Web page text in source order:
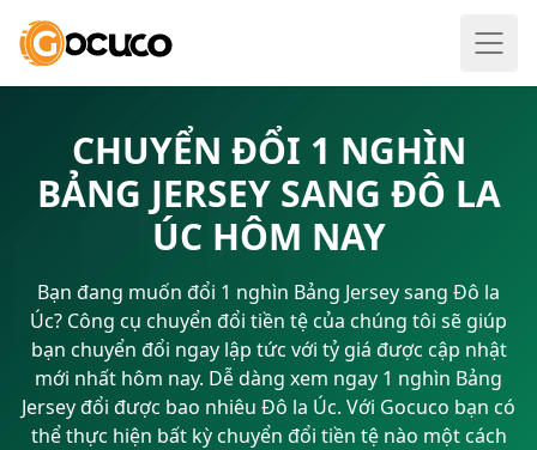
CHUYỂN ĐỔI 1 NGHÌN
BẢNG JERSEY SANG ĐÔ LA
ÚC HÔM NAY
Bạn đang muốn đổi 1 nghìn Bảng Jersey sang Đô la
Úc? Công cụ chuyển đổi tiền tệ của chúng tôi sẽ giúp
bạn chuyển đổi ngay lập tức với tỷ giá được cập nhật
mới nhất hôm nay. Dễ dàng xem ngay 1 nghìn Bảng
Jersey đổi được bao nhiêu Đô la Úc. Với Gocuco bạn có
thể thực hiện bất kỳ chuyển đổi tiền tệ nào một cách